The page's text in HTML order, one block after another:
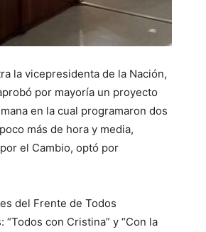
la vicepresidenta de la Nación,
por mayoría un proyecto
en la cual programaron dos
más de hora y media,
el Cambio, optó por
del Frente de Todos
con Cristina” y “Con la